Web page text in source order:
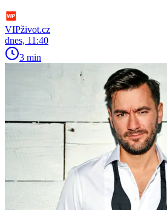
VIPživot.cz
dnes, 11:40
3 min